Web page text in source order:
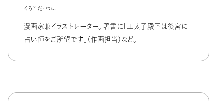
くろこだ・わに
漫画家兼イラストレーター。 著書に「王太子殿下は後宮に
占い師をご所望です」（作画担当）など。